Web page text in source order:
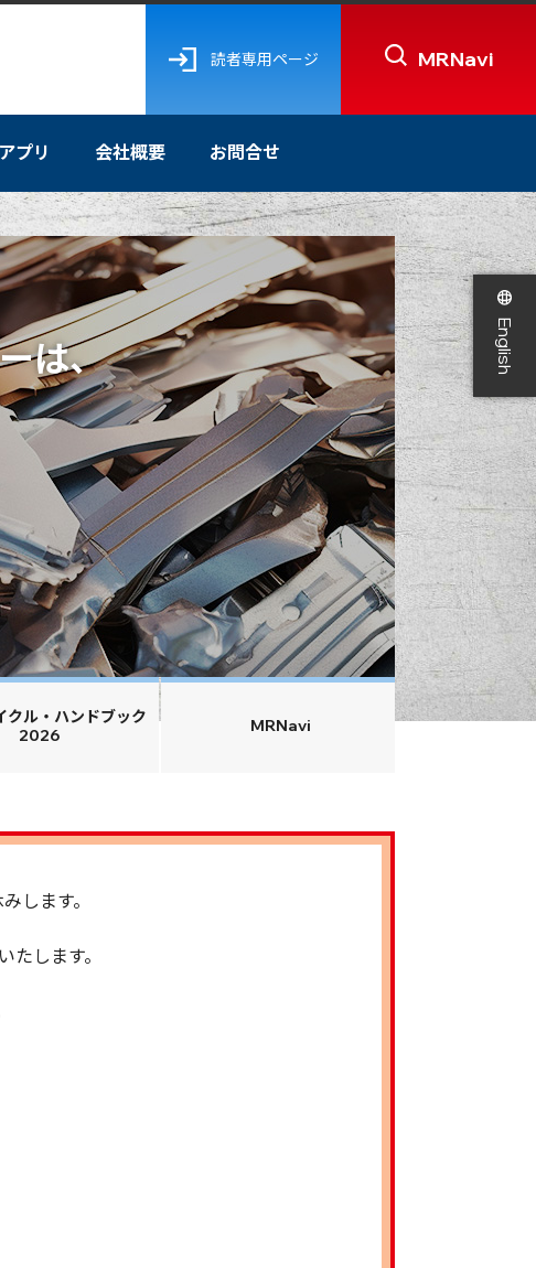
読者専用ページ MRNavi
プリ 会社概要 お問合せ
過去の紙面へ
メ
7月号は
巻頭特
ポート
全国海
も掲載
■日本鉄
第51回
■インタ
・「調
佐藤 拓
・「プ
クル・ハンドブック
2026
MRNavi
します。
します。